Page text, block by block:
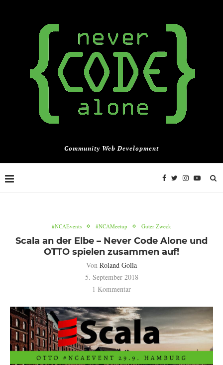
Community Web Development
#NCAEvents #NCAMeetup Guter Zweck
Scala an der Elbe – Never Code Alone und
OTTO spielen zusammen auf!
Von Roland Golla
5. September 2018
1 Kommentar